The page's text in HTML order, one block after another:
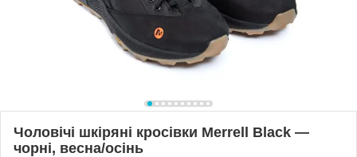
Чоловічі шкіряні кросівки Merrell Black —
чорні, весна/осінь